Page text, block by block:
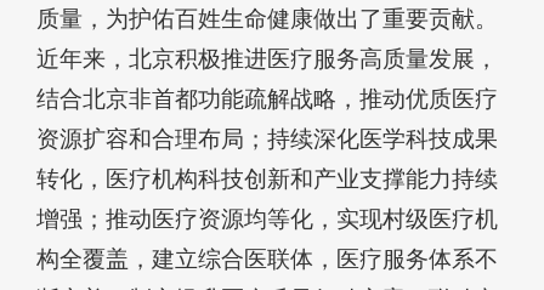
质量，为护佑百姓生命健康做出了重要贡献。
近年来，北京积极推进医疗服务高质量发展，
结合北京非首都功能疏解战略，推动优质医疗
资源扩容和合理布局；持续深化医学科技成果
转化，医疗机构科技创新和产业支撑能力持续
增强；推动医疗资源均等化，实现村级医疗机
构全覆盖，建立综合医联体，医疗服务体系不